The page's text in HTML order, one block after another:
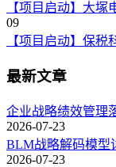
【项目启动】大
09
【项目启动】保
最新文章
企业战略绩效管理
2026-07-23
BLM战略解码模型
2026-07-23